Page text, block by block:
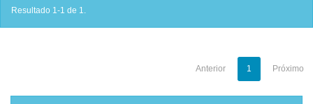
Resultado 1-1 de 1.
Anterior 1 Próximo